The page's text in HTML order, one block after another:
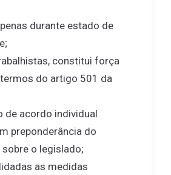
durante estado de
constitui força
do artigo 501 da
de acordo individual
preponderância do
o legislado;
as medidas